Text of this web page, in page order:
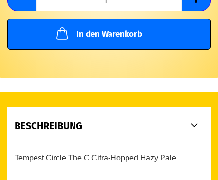
In den Warenkorb
BESCHREIBUNG
Tempest Circle The C Citra-Hopped Hazy Pale